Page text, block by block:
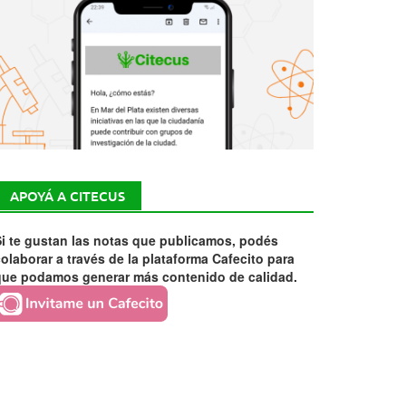
APOYÁ A CITECUS
te gustan las notas que publicamos, podés
a través de la plataforma Cafecito para
podamos generar más contenido de calidad.